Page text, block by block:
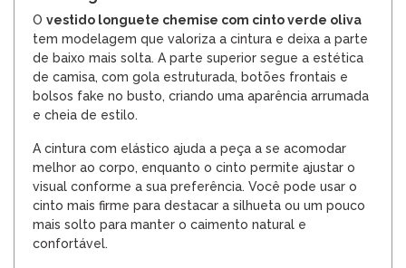
O vestido longuete chemise com cinto verde oliva
tem modelagem que valoriza a cintura e deixa a parte
de baixo mais solta. A parte superior segue a estética
de camisa, com gola estruturada, botões frontais e
bolsos fake no busto, criando uma aparência arrumada
e cheia de estilo.
A cintura com elástico ajuda a peça a se acomodar
melhor ao corpo, enquanto o cinto permite ajustar o
visual conforme a sua preferência. Você pode usar o
cinto mais firme para destacar a silhueta ou um pouco
mais solto para manter o caimento natural e
confortável.